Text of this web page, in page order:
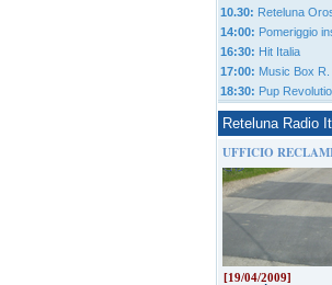
10.30: Reteluna
14:00: Pomeriggio
16:30: Hit Italia
17:00: Music Box R.
18:30: Pup
Reteluna Radio
UFFICIO
[19/04/2009]